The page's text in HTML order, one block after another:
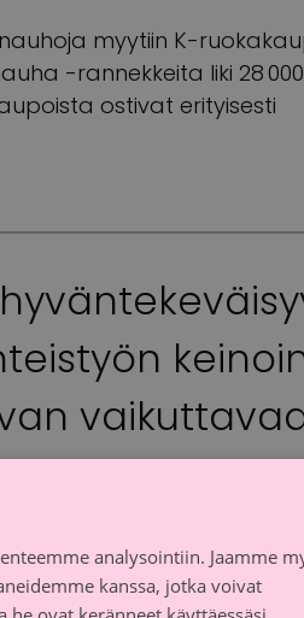
myytiin K-
-rannekkeita liki 28 000
ostivat erityisesti
Salonen
analysointiin. Jaamme
kanssa, jotka voivat